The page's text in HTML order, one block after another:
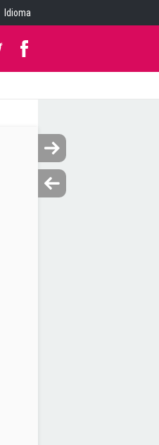
Idioma